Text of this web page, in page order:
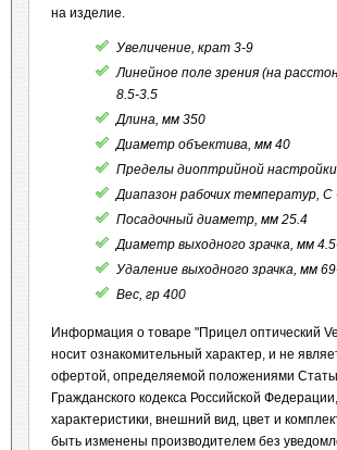
на изделие.
Увеличение, крат 3-9
Линейное поле зрения (на
8.5-3.5
Длина, мм 350
Диаметр объектива, мм 40
Пределы диоптрийной
Диапазон рабочих температур, C
Посадочный диаметр, мм 25.4
Диаметр выходного зрачка, мм
Удаление выходного зрачка, мм
Вес, гр 400
Информация о товаре "Прицел оптический
носит ознакомительный характер, и не
офертой, определяемой положениями
Гражданского кодекса Российской Федерации,
характеристики, внешний вид, цвет и
быть изменены производителем без